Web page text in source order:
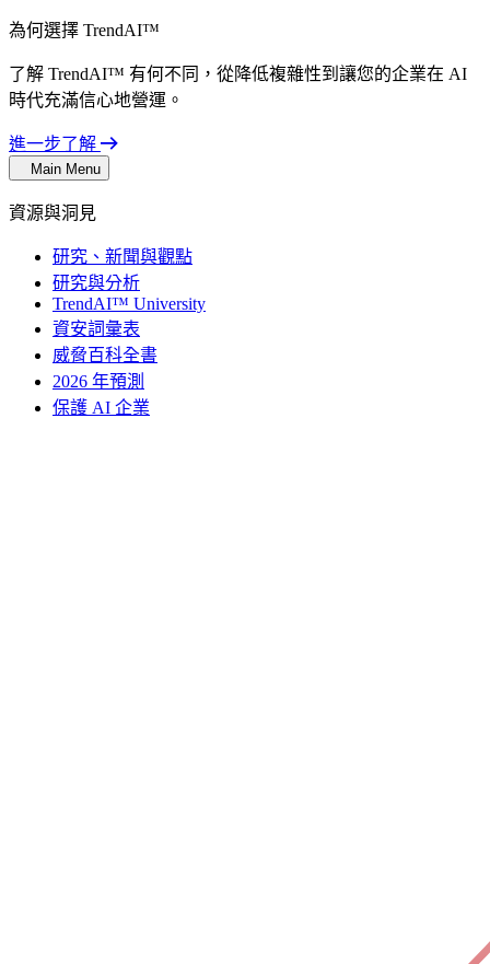
為何選擇 TrendAI™
了解 TrendAI™ 有何不同，從降低複雜性到讓您的企業在 AI
時代充滿信心地營運。
進一步了解
Main Menu
資源與洞見
研究、新聞與觀點
研究與分析
TrendAI™ University
資安詞彙表
威脅百科全書
2026 年預測
保護 AI 企業